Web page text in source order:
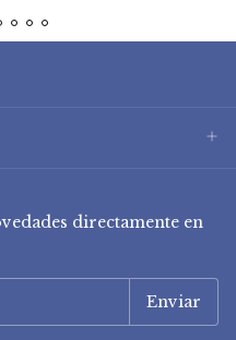
directamente en